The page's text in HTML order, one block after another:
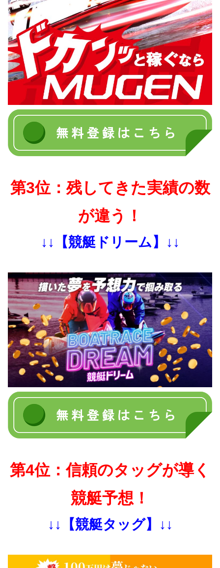
第3位：残してきた実績の数
が違う！
↓↓【競艇ドリーム】↓↓
第4位：信頼のタッグが導く
競艇予想！
↓↓【競艇タッグ】↓↓